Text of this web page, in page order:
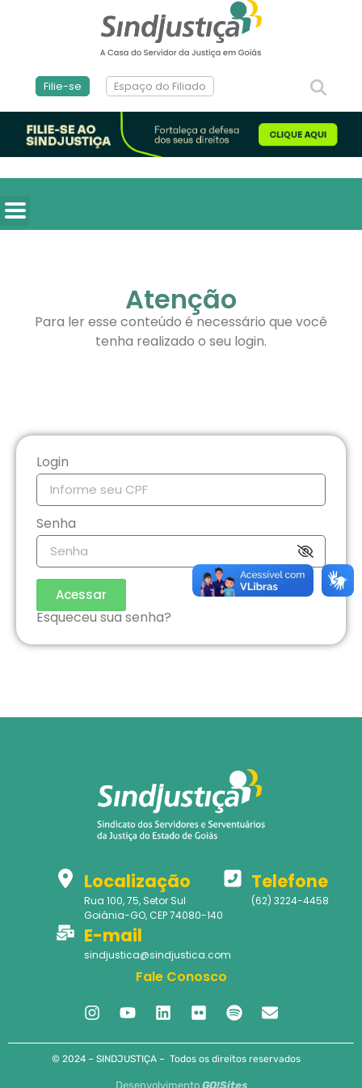
Filie-se Espaço do Filiado
Atenção
Para ler esse conteúdo é necessário que você
tenha realizado o seu login.
Login
Senha
Acessar
Esqueceu sua senha?
Localização
Rua 100, 75, Setor Sul
Goiânia-GO, CEP 74080-140
Telefone
(62) 3224-4458
E-mail
sindjustica@sindjustica.com
Fale Conosco
© 2024 – SINDJUSTIÇA – Todos os direitos reservados
Desenvolvimento GO!Sites